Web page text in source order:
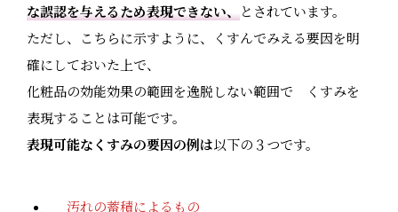
な誤認を与えるため表現できない、
とされています。
ただし、こちらに示すように、くすんでみえる要因を明
確にしておいた上で、
化粧品の効能効果の範囲を逸脱しない範囲で くすみを
表現することは可能です。
表現可能なくすみの要因の例は以下の３つです。
汚れの蓄積によるもの